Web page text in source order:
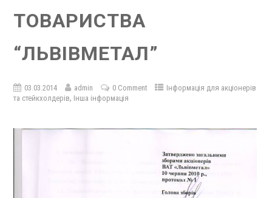
ТОВАРИСТВА
“ЛЬВІВМЕТАЛ”
03.03.2014 admin 0 Comment
Інформація для акціонерів
та стейкхолдерів, Інша інформація